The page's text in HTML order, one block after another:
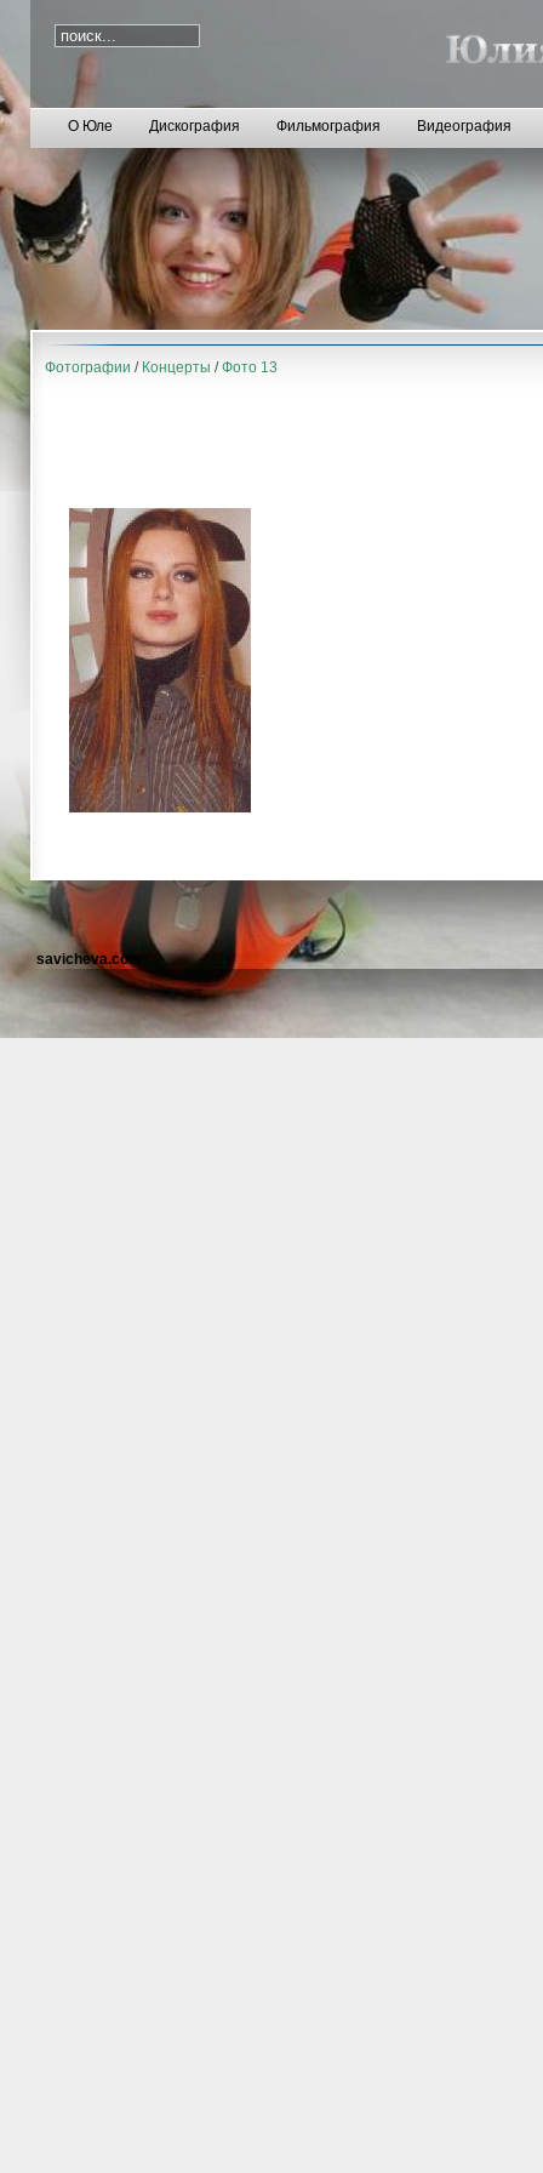
О Юле Дискография Фильмография Видеография
Фотографии / Концерты /Фото 13
savicheva.com